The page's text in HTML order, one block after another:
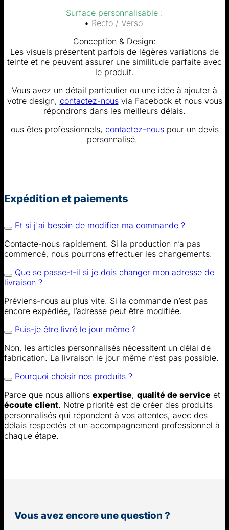
Surface personnalisable :
• Recto / Verso
Conception & Design:
Les visuels présentent parfois de légères variations de
teinte et ne peuvent assurer une similitude parfaite avec
le produit.
Vous avez un détail particulier ou une idée à ajouter à
votre design, contactez-nousvia Facebook et nous vous
répondrons dans les meilleurs délais.
ous êtes professionnels, contactez-nouspour un devis
personnalisé.
Expédition et paiements
Et si j'ai besoin de modifier ma commande ?
Contacte-nous rapidement. Si la production n’a pas
commencé, nous pourrons effectuer les changements.
Que se passe-t-il si je dois changer mon adresse de
livraison ?
Préviens-nous au plus vite. Si la commande n’est pas
encore expédiée, l’adresse peut être modifiée.
Puis-je être livré le jour même ?
Non, les articles personnalisés nécessitent un délai de
fabrication. La livraison le jour même n’est pas possible.
Pourquoi choisir nos produits ?
Parce que nous allions expertise, qualité de service et
écoute client. Notre priorité est de créer des produits
personnalisés qui répondent à vos attentes, avec des
délais respectés et un accompagnement professionnel à
chaque étape.
Vous avez encore une question ?